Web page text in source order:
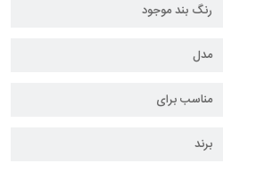
رنگ بند موجود
مدل
مناسب برای
برند